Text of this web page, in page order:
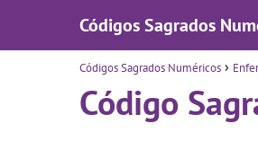
Códigos Sagrados
Códigos Sagrados Numéricos
Código